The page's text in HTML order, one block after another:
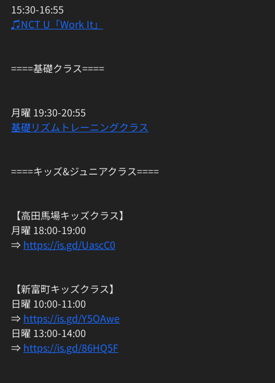
15:30-16:55
♫NCT U「Work It」
====基礎クラス====
月曜 19:30-20:55
基礎リズムトレーニングクラス
====キッズ&ジュニアクラス====
【高田馬場キッズクラス】
月曜 18:00-19:00
⇒ https://is.gd/UascC0
【新富町キッズクラス】
日曜 10:00-11:00
⇒ https://is.gd/Y5OAwe
日曜 13:00-14:00
⇒ https://is.gd/86HQ5F